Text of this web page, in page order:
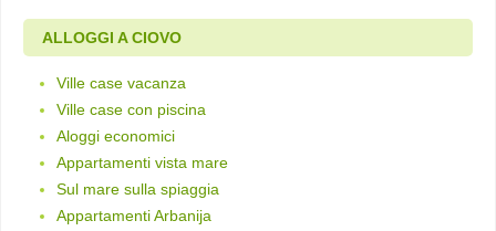
ALLOGGI A CIOVO
Ville case vacanza
Ville case con piscina
Aloggi economici
Appartamenti vista mare
Sul mare sulla spiaggia
Appartamenti Arbanija